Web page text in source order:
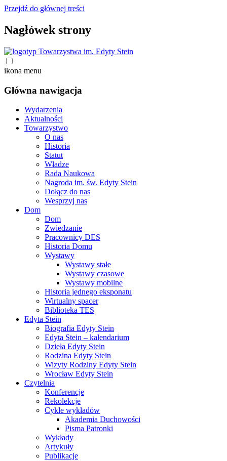
Przejdź do głównej treści
Nagłówek strony
ikona menu
Główna nawigacja
Wydarzenia
Aktualności
Towarzystwo
O nas
Historia
Statut
Władze
Rada Naukowa
Nagroda im. św. Edyty Stein
Dołącz do nas
Wesprzyj nas
Dom
Dom
Zwiedzanie
Pracownicy DES
Historia Domu
Wystawy
Wystawy stałe
Wystawy czasowe
Wystawy mobilne
Historia jednego eksponatu
Wirtualny spacer
Biblioteka TES
Edyta Stein
Biografia Edyty Stein
Edyta Stein – kalendarium
Dzieła Edyty Stein
Rodzina Edyty Stein
Wizyty Rodziny Edyty Stein
Wrocław Edyty Stein
Czytelnia
Konferencje
Rekolekcje
Cykle wykładów
Akademia Duchowości
Pisma Patronki
Wykłady
Artykuły
Publikacje